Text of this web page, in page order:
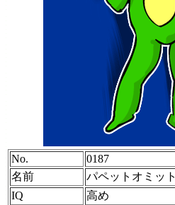
No.
0187
名前
パペットオミット
IQ
高め